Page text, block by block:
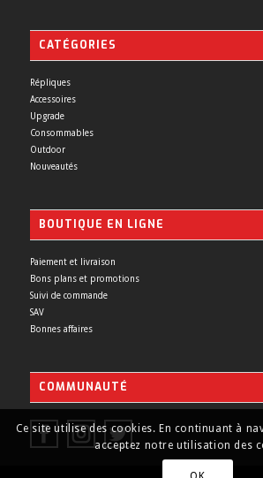
CATÉGORIES
Répliques
Accessoires
Upgrade
Consommables
Outdoor
Nouveautés
BOUTIQUE EN LIGNE
Paiement et livraison
Bons plans et promotions
Suivi de commande
SAV
Bonnes affaires
COMMUNAUTÉ
Ce site utilise des cookies. En continuant à
acceptez notre utilisation des